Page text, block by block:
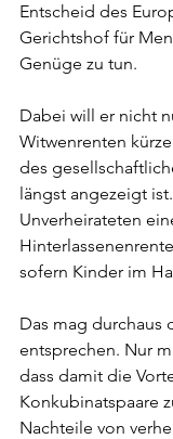
Entscheid des
Gerichtshof für
Genüge zu tun.
Dabei will er nicht
Witwenrenten
des
längst angezeigt
Unverheirateten
sofern Kinder im
Das mag durchaus
entsprechen. Nur
dass damit die
Konkubinatspaare
Nachteile von